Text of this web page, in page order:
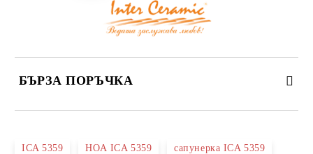
БЪРЗА ПОРЪЧКА
ICA 5359 НОА ICA 5359 сапунерка ICA 5359